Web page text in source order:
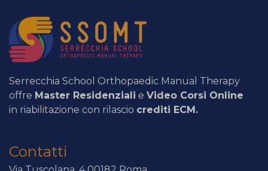
Serrecchia School Orthopaedic Manual Therapy
offre Master Residenziali e Video Corsi Online
in riabilitazione con rilascio crediti ECM.
Contatti